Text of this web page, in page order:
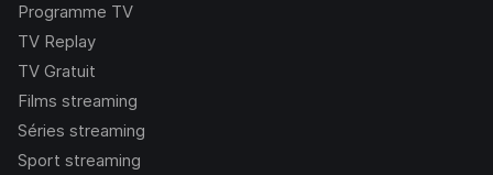
Programme TV
TV Replay
TV Gratuit
Films streaming
Séries streaming
Sport streaming